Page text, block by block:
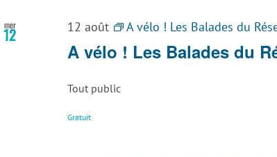
Évènements
mer
12 12 août A vélo ! Les Balades du
A vélo ! Les Balades du
Tout public
Gratuit